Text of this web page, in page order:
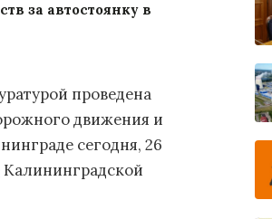
за автостоянку в
scale_1200
проведена
движения и
сегодня, 26
Калининградской